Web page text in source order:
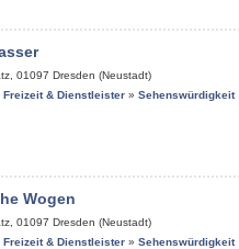
01097 Dresden (Neustadt)
Freizeit & Dienstleister » Sehenswürdigkeit
Wogen
01097 Dresden (Neustadt)
Freizeit & Dienstleister » Sehenswürdigkeit